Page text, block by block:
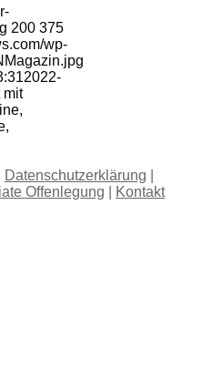
200 375
wp-
2022-
mit
Datenschutzerklärung
Offenlegung
Kontakt